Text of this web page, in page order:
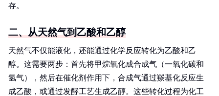
存。
二、从天然气到乙酸和乙醇
天然气不仅能液化，还能通过化学反应转化为乙酸和乙
醇。这需要两步：首先将甲烷氧化成合成气（一氧化碳和
氢气），然后在催化剂作用下，合成气通过羰基化反应生
成乙酸，或通过发酵工艺生成乙醇。这些转化过程为化工